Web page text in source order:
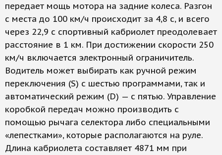
передает мощь мотора на задние колеса. Разгон
с места до 100 км/ч происходит за 4,8 с, и всего
через 22,9 с спортивный кабриолет преодолевает
расстояние в 1 км. При достижении скорости 250
км/ч включается электронный ограничитель.
Водитель может выбирать как ручной режим
переключения (S) с шестью программами, так и
автоматический режим (D) — с пятью. Управление
коробкой передач можно производить с
помощью рычага селектора либо специальными
«лепестками», которые располагаются на руле.
Длина кабриолета составляет 4871 мм при